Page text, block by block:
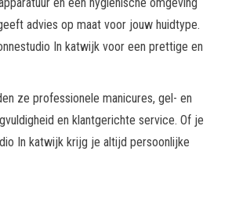
advies op maat voor jouw huidtype.
In katwijk voor een prettige en
ze professionele manicures, gel- en
en klantgerichte service. Of je
In katwijk krijg je altijd persoonlijke